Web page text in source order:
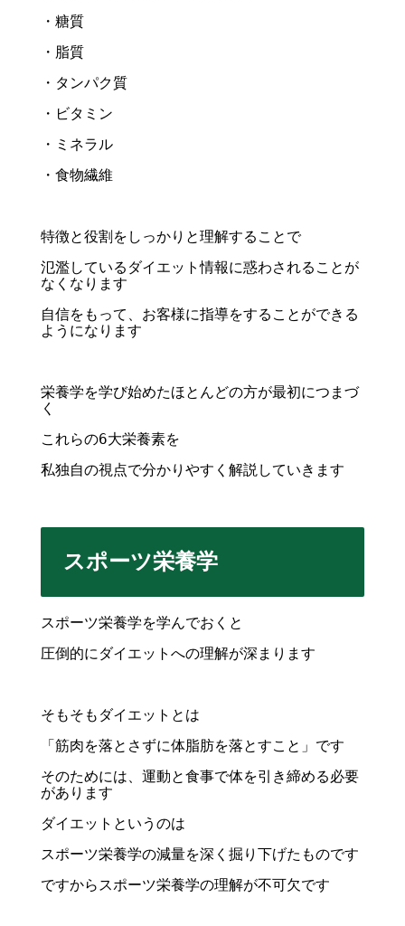
・糖質
・脂質
・タンパク質
・ビタミン
・ミネラル
・食物繊維
特徴と役割をしっかりと理解することで
氾濫しているダイエット情報に惑わされることが
なくなります
自信をもって、お客様に指導をすることができる
ようになります
栄養学を学び始めたほとんどの方が最初につまづ
く
これらの6大栄養素を
私独自の視点で分かりやすく解説していきます
スポーツ栄養学
スポーツ栄養学を学んでおくと
圧倒的にダイエットへの理解が深まります
そもそもダイエットとは
「筋肉を落とさずに体脂肪を落とすこと」です
そのためには、運動と食事で体を引き締める必要
があります
ダイエットというのは
スポーツ栄養学の減量を深く掘り下げたものです
ですからスポーツ栄養学の理解が不可欠です